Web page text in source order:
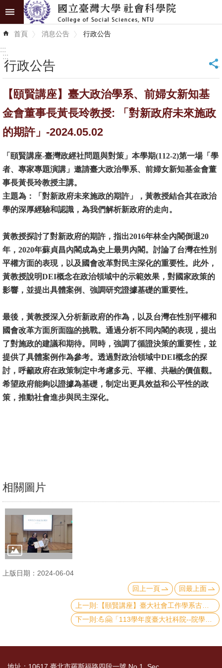
跳到主要內容區塊
進
階
識
學
術
單
位
研
消
息
公
告
際
化
高
教
深
耕
心
輔
&
輔
款
首頁 消息公告 行政公告
:::
:::
行政公告 _
【頤賢講座】臺大政治學系、前婦女新知基
金會董事長黃長玲教授: 「對新政府未來施政
的期許」-2024.05.02
「頤賢講座-臺灣政經社問題與對策」本學期(112-2)第一場「學
者、專家專題演講」邀請臺大政治學系、前婦女新知基金會董
事長黃長玲教授主講。
主題為：「對新政府未來施政的期許」，黃教授結合其在政治
學的深厚經驗和認識，為我們解析新政府的走向。
黃教授探討了對新政府的期許，指出2016年林全內閣倒退20
年，2020年蘇貞昌內閣成為史上最男內閣。討論了台灣在性別
平權方面的表現，以及國會改革對民主深化的重要性。此外，
黃教授說明DEI概念在政治領域中的示範效果，對國家政策的
影響，並提出具體案例、強調研究證據基礎的重要性。
最後，黃教授深入分析新政府的作為，以及台灣在性別平權和
國會改革方面所面臨的挑戰。通過分析不同內閣的表現，提出
了對施政的建議和期待。同時，強調了循證決策的重要性，並
提供了具體案例作為參考。透過對政治領域中DEI概念的探
討，呼籲政府在政策制定中考慮多元、平權、共融的價值觀。
希望政府能夠以證據為基礎，制定出更具效益和公平性的政
策，推動社會進步與民主深化。
相關圖片
上版日期：2024-06-04
回上一頁
回最上面